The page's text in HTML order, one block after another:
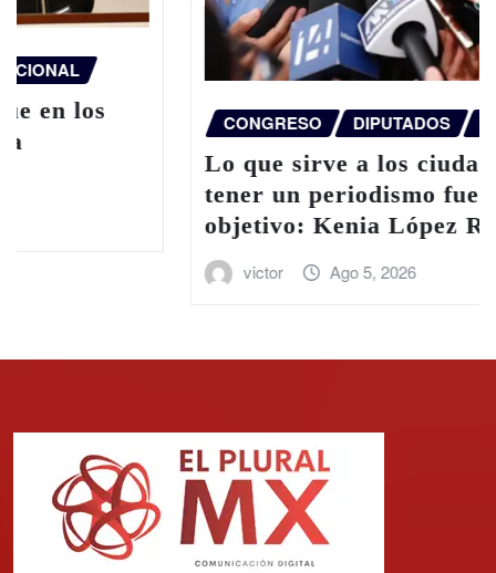
CONGRESO DIPUTADOS NACIONAL
Lo que sirve a los ciudadanos es
tener un periodismo fuerte, libre y
objetivo: Kenia López Rabadán
Ago 5, 2026